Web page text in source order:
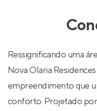
Ressignificando uma
Nova Olaria
empreendimento que
conforto. Projetado